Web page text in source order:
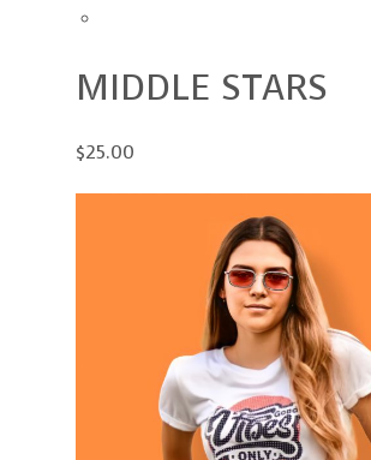
MIDDLE STARS
$25.00